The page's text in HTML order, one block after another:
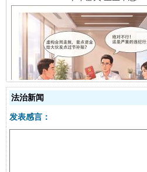
揭开“小金库”的免责幌子
法治新闻
发表感言：